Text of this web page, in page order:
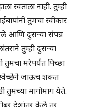
स्वतःला नाही. तुम्ही
तुमचा स्वीकार
आणि दुसऱ्या संपन्न
तुम्ही दुसऱ्या
मरेपर्यंत पिच्छा
स्वेच्छेने जाऊच शकत
तुमच्या मागोमाग येते.